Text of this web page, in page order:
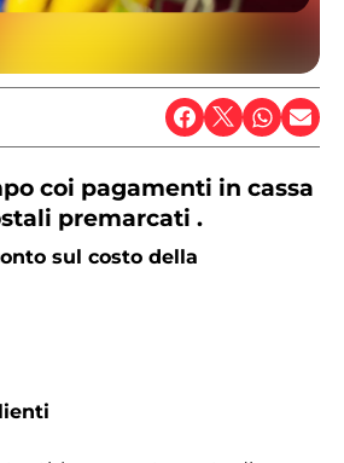
coi pagamenti in cassa
premarcati .
sul costo della